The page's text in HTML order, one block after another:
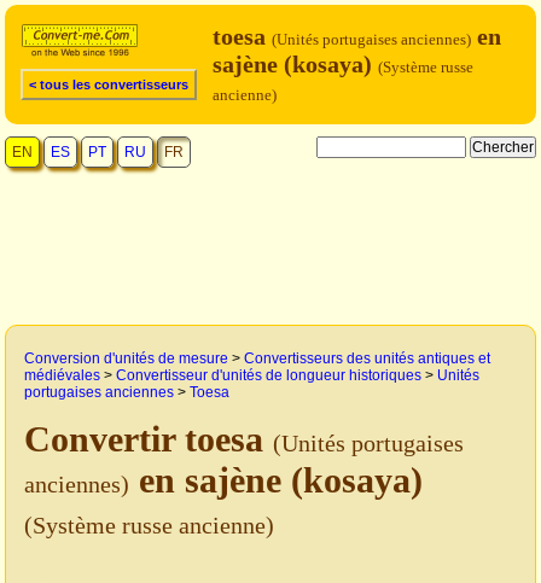
< tous les convertisseurs
toesa (Unités portugaises anciennes) en
sajène (kosaya) (Système russe
ancienne)
EN ES PT RU FR
Conversion d'unités de mesure > Convertisseurs des unités antiques et
médiévales > Convertisseur d'unités de longueur historiques > Unités
portugaises anciennes > Toesa
Convertir toesa (Unités portugaises
anciennes) en sajène (kosaya)
(Système russe ancienne)